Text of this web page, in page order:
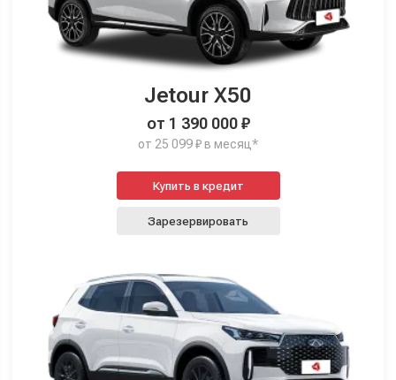
Jetour X50
от 1 390 000 ₽
от 25 099 ₽ в месяц*
Купить в кредит
Зарезервировать